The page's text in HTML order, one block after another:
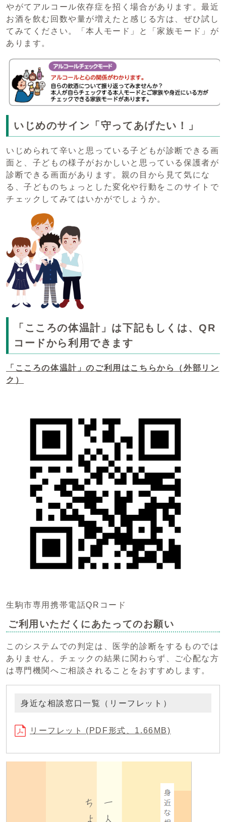
やがてアルコール依存症を招く場合があります。最近
お酒を飲む回数や量が増えたと感じる方は、ぜひ試し
てみてください。「本人モード」と「家族モード」が
あります。
いじめのサイン「守ってあげたい！」
いじめられて辛いと思っている子どもが診断できる画
面と、子どもの様子がおかしいと思っている保護者が
診断できる画面があります。親の目から見て気にな
る、子どものちょっとした変化や行動をこのサイトで
チェックしてみてはいかがでしょうか。
「こころの体温計」は下記もしくは、QR
コードから利用できます
「こころの体温計」のご利用はこちらから（外部リン
ク）
生駒市専用携帯電話QRコード
ご利用いただくにあたってのお願い
このシステムでの判定は、医学的診断をするものでは
ありません。チェックの結果に関わらず、ご心配な方
は専門機関へご相談されることをおすすめします。
身近な相談窓口一覧（リーフレット）
リーフレット (PDF形式、1.66MB)